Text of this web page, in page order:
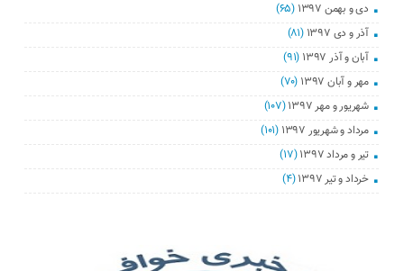
دی و بهمن ۱۳۹۷
(۶۵)
آذر و دی ۱۳۹۷
(۸۱)
آبان و آذر ۱۳۹۷
(۹۱)
مهر و آبان ۱۳۹۷
(۷۰)
شهریور و مهر ۱۳۹۷
(۱۰۷)
مرداد و شهریور ۱۳۹۷
(۱۰۱)
تیر و مرداد ۱۳۹۷
(۱۷)
خرداد و تیر ۱۳۹۷
(۴)